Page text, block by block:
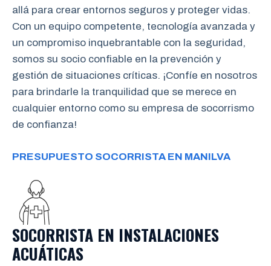
allá para crear entornos seguros y proteger vidas.
Con un equipo competente, tecnología avanzada y
un compromiso inquebrantable con la seguridad,
somos su socio confiable en la prevención y
gestión de situaciones críticas. ¡Confíe en nosotros
para brindarle la tranquilidad que se merece en
cualquier entorno como su empresa de socorrismo
de confianza!
PRESUPUESTO SOCORRISTA EN MANILVA
SOCORRISTA EN INSTALACIONES
ACUÁTICAS